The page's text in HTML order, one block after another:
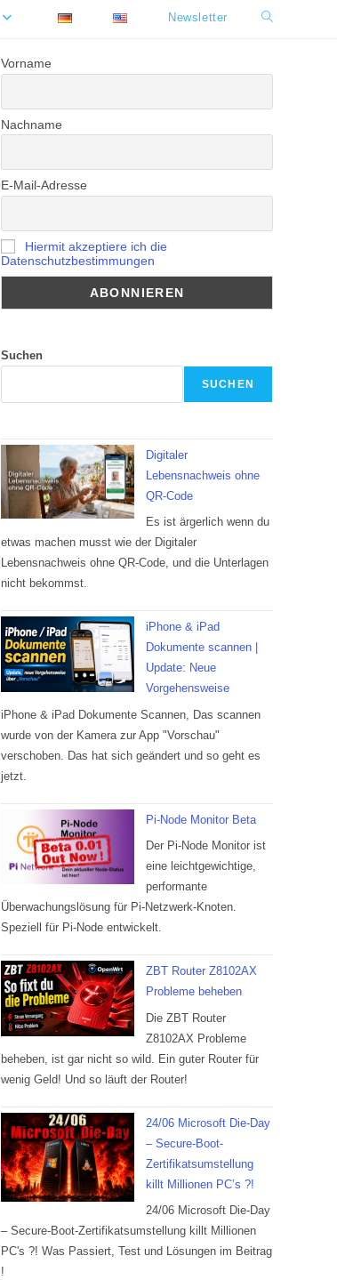
Newsletter Website-
Vorname
Nachname
E-Mail-Adresse
Hiermit akzeptiere ich die
Datenschutzbestimmungen
Suchen
SUCHEN
Digitaler
Lebensnachweis ohne
QR-Code
Es ist ärgerlich wenn du
etwas machen musst wie der Digitaler
Lebensnachweis ohne QR-Code, und die Unterlagen
nicht bekommst.
iPhone & iPad
Dokumente scannen |
Update: Neue
Vorgehensweise
iPhone & iPad Dokumente Scannen, Das scannen
wurde von der Kamera zur App "Vorschau"
verschoben. Das hat sich geändert und so geht es
jetzt.
Pi-Node Monitor Beta
Der Pi-Node Monitor ist
eine leichtgewichtige,
performante
Überwachungslösung für Pi-Netzwerk-Knoten.
Speziell für Pi-Node entwickelt.
ZBT Router Z8102AX
Probleme beheben
Die ZBT Router
Z8102AX Probleme
beheben, ist gar nicht so wild. Ein guter Router für
wenig Geld! Und so läuft der Router!
24/06 Microsoft Die-Day
– Secure-Boot-
Zertifikatsumstellung
killt Millionen PC’s ?!
24/06 Microsoft Die-Day
– Secure-Boot-Zertifikatsumstellung killt Millionen
PC's ?! Was Passiert, Test und Lösungen im Beitrag
!